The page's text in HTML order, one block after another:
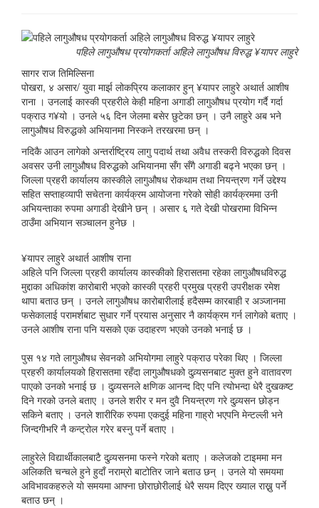
पहिले लागुऔषध प्रयोगकर्ता अहिले लागुऔषध विरुद्ध ¥यापर लाहुरे
सागर राज तिमिल्सिना
पोखरा, ४ असार/ युवा मार्झ लोकप्रिय कलाकार हुन् ¥यापर लाहुरे अथार्त आशीष
राना । उनलाई कास्की प्रहरीले केही महिना अगाडी लागुऔषध प्रयोग गर्दै गर्दा
पक्राउ ग¥यो । उनले ५६ दिन जेलमा बसेर छुटेका छन् । उनै लाहुरे अब भने
लागुऔषध विरुद्धको अभियानमा निस्कने तरखरमा छन् ।
नदिकै आउन लागेको अन्तर्राष्ट्रिय लागु पदार्थ तथा अवैध तस्करी विरुद्धको दिवस
अवसर उनी लागुऔषध विरुद्धको अभियानमा सँग सँगै अगाडी बढ्ने भएका छन् ।
जिल्ला प्रहरी कार्यालय कास्कीले लागुऔषध रोकथाम तथा नियन्त्रण गर्ने उद्देश्य
सहित सप्ताहव्यापी सचेतना कार्यक्रम आयोजना गरेको सोही कार्यक्रममा उनी
अभियन्ताका रुपमा अगाडी देखीने छन् । असार ६ गते देखी पोखरामा विभिन्न
ठाउँमा अभियान सञ्चालन हुनेछ ।
¥यापर लाहुरे अथार्त आशीष राना
अहिले पनि जिल्ला प्रहरी कार्यालय कास्कीको हिरासतमा रहेका लागुऔषधविरुद्ध
मुद्दाका अधिकांश कारोबारी भएको कास्की प्रहरी प्रमुख प्रहरी उपरीक्षक रमेश
थापा बताउ छन् । उनले लागुऔषध कारोबारीलाई हदैसम्म कारबाही र अञ्जानमा
फसेकालाई परामर्शबाट सुधार गर्ने प्रयास अनुसार नै कार्यक्रम गर्न लागेको बताए ।
उनले आशीष राना पनि यसको एक उदाहरण भएको उनको भनाई छ ।
पुस १४ गते लागुऔषध सेवनको अभियोगमा लाहुरे पक्राउ परेका थिए । जिल्ला
प्रहरुी कार्यालयको हिरासतमा रहँदा लागुऔषधको दुव्र्यसनबाट मुक्त हुने वातावरण
पाएको उनको भनाई छ । दुव्र्यसनले क्षणिक आनन्द दिए पनि त्योभन्दा धेरै दुखकष्ट
दिने गरको उनले बताए । उनले शरीर र मन दुवै नियन्त्रण गरे दुव्र्यसन छोड्न
सकिने बताए । उनले शारीरिक रुपमा एकदुई महिना गाह्रो भएपनि मेन्टल्ली भने
जिन्दगीभरि नै कन्ट्रोल गरेर बस्नु पर्ने बताए ।
लाहुरेले विद्यार्थीकालबाटै दुव्र्यसनमा फस्ने गरेको बताए । कलेजको टाइममा मन
अलिकति चन्चले हुने हुदाँ नराम्रो बाटोतिर जाने बताउ छन् । उनले यो समयमा
अविभावकहरुले यो समयमा आफ्ना छोराछोरीलाई धेरै सयम दिएर ख्याल राख्नु पर्ने
बताउ छन् ।